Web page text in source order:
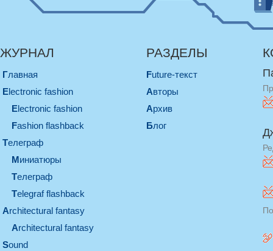
ЖУРНАЛ
Главная
electronic fashion
electronic fashion
Fashion flashback
телеграф
миниатюры
телеграф
Telegraf flashback
architectural fantasy
architectural fantasy
sound
РАЗДЕЛЫ
Future-текст
Авторы
Архив
Блог